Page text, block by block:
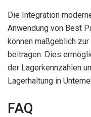
Die Integration
Anwendung von Best
können maßgeblich zur
beitragen. Dies
der Lagerkennzahlen
Lagerhaltung in
FAQ